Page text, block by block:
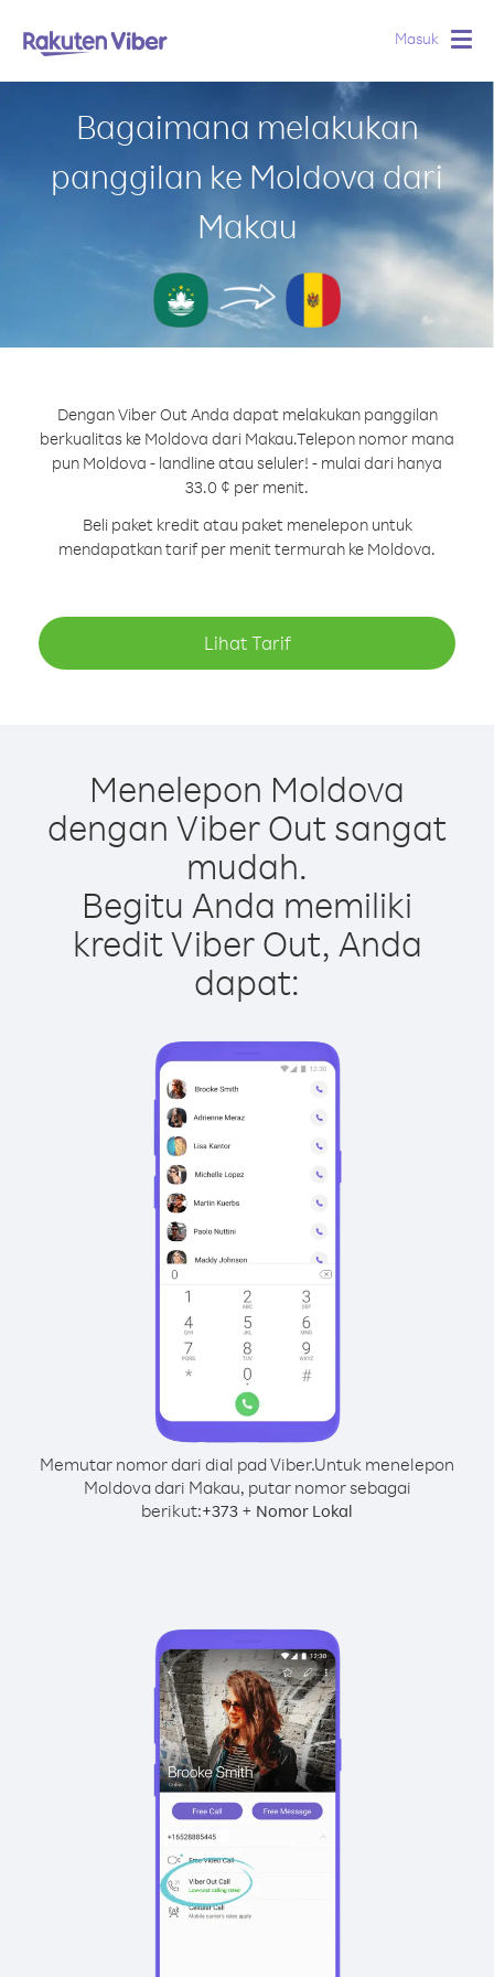
Masuk
Bagaimana melakukan
panggilan ke Moldova dari
Makau
Dengan Viber Out Anda dapat melakukan panggilan
berkualitas ke Moldova dari Makau.Telepon nomor mana
pun Moldova - landline atau seluler! - mulai dari hanya
33.0 ¢ per menit.
Beli paket kredit atau paket menelepon untuk
mendapatkan tarif per menit termurah ke Moldova.
Lihat Tarif
Menelepon Moldova
dengan Viber Out sangat
mudah.
Begitu Anda memiliki
kredit Viber Out, Anda
dapat:
Memutar nomor dari dial pad Viber.Untuk menelepon
Moldova dari Makau, putar nomor sebagai
berikut:+373 + Nomor Lokal